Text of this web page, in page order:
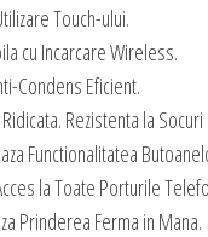
Touch-ului.
cu Incarcare Wireless.
Condens Eficient.
Rezistenta la Socuri
Functionalitatea
la Toate Porturile
Prinderea Ferma in Mana.